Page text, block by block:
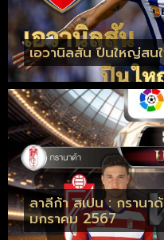
เอวานิลสัน ปืนใหญ่สน
ลาลีก้า สเปน : กรานา
มกราคม 2567